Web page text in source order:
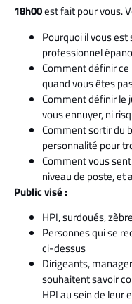
18h00est fait pour vous.
Pourquoi il vous
professionnel
Comment définir
quand vous êtes
Comment définir le
vous ennuyer, ni
Comment sortir du
personnalité pour
Comment vous
niveau de poste, et
Public visé :
HPI, surdoués,
Personnes qui se
ci-dessus
Dirigeants,
souhaitent savoir
HPI au sein de leur